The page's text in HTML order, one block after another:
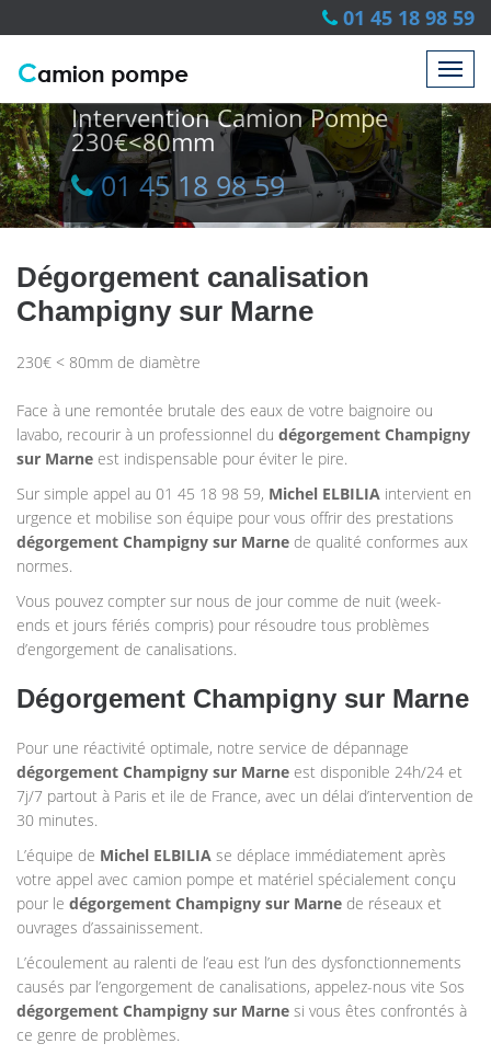
01 45 18 98 59
Intervention Camion Pompe
230€<80mm
01 45 18 98 59
01 45 18 98 59
Dégorgement canalisation
Champigny sur Marne
230€ < 80mm de diamètre
Face à une remontée brutale des eaux de votre baignoire ou
lavabo, recourir à un professionnel du dégorgement Champigny
sur Marne est indispensable pour éviter le pire.
Sur simple appel au 01 45 18 98 59, Michel ELBILIA intervient en
urgence et mobilise son équipe pour vous offrir des prestations
dégorgement Champigny sur Marne de qualité conformes aux
normes.
Vous pouvez compter sur nous de jour comme de nuit (week-
ends et jours fériés compris) pour résoudre tous problèmes
d’engorgement de canalisations.
Dégorgement Champigny sur Marne
Pour une réactivité optimale, notre service de dépannage
dégorgement Champigny sur Marne est disponible 24h/24 et
7j/7 partout à Paris et ile de France, avec un délai d’intervention de
30 minutes.
L’équipe de Michel ELBILIA se déplace immédiatement après
votre appel avec camion pompe et matériel spécialement conçu
pour le dégorgement Champigny sur Marne de réseaux et
ouvrages d’assainissement.
L’écoulement au ralenti de l’eau est l’un des dysfonctionnements
causés par l’engorgement de canalisations, appelez-nous vite Sos
dégorgement Champigny sur Marne si vous êtes confrontés à
ce genre de problèmes.